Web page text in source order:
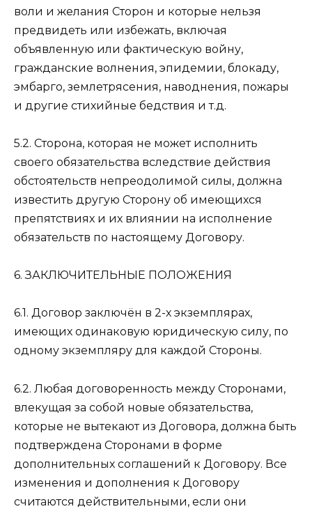
воли и желания Сторон и которые нельзя
предвидеть или избежать, включая
объявленную или фактическую войну,
гражданские волнения, эпидемии, блокаду,
эмбарго, землетрясения, наводнения, пожары
и другие стихийные бедствия и т.д.
5.2. Сторона, которая не может исполнить
своего обязательства вследствие действия
обстоятельств непреодолимой силы, должна
известить другую Сторону об имеющихся
препятствиях и их влиянии на исполнение
обязательств по настоящему Договору.
6. ЗАКЛЮЧИТЕЛЬНЫЕ ПОЛОЖЕНИЯ
6.1. Договор заключён в 2-х экземплярах,
имеющих одинаковую юридическую силу, по
одному экземпляру для каждой Стороны.
6.2. Любая договоренность между Сторонами,
влекущая за собой новые обязательства,
которые не вытекают из Договора, должна быть
подтверждена Сторонами в форме
дополнительных соглашений к Договору. Все
изменения и дополнения к Договору
считаются действительными, если они